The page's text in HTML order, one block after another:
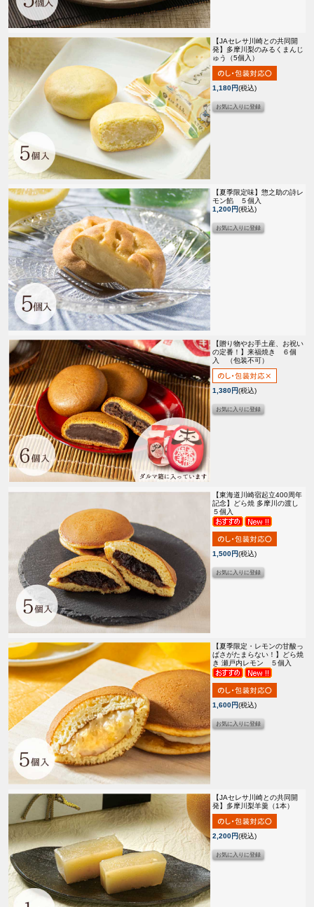
【JAセレサ川崎との共同開
発】 多摩川梨のみるくまんじ
ゅう（5個入）
1,180円(税込)
【夏季限定味】 惣之助の詩レ
モン餡 ５個入
1,200円(税込)
【贈り物やお手土産、お祝い
の定番！】 来福焼き ６個
入 （包装不可）
1,380円(税込)
【東海道川崎宿起立400周年
記念】 どら焼 多摩川の渡し
５個入
1,500円(税込)
【夏季限定・レモンの甘酸っ
ぱさがたまらない！】 どら焼
き 瀬戸内レモン ５個入
1,600円(税込)
【JAセレサ川崎との共同開
発】 多摩川梨羊羹（1本）
2,200円(税込)